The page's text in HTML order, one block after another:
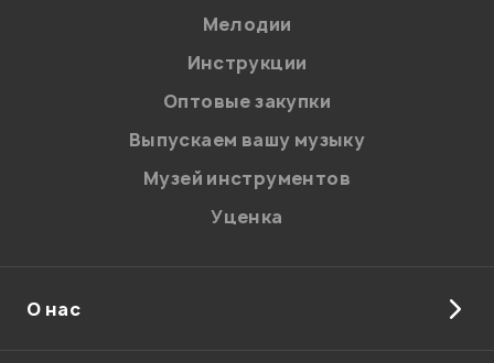
на обработку персональных данных в
Политикой в отношении обработки
персональных данных.
Введите проверочное число:
Отправить
Мелодии
Инструкции
Оптовые закупки
Выпускаем вашу музыку
Музей инструментов
Уценка
О нас